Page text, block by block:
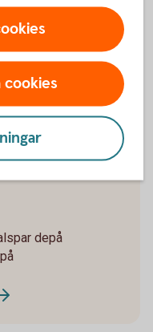
olika behov.
depå
cookies